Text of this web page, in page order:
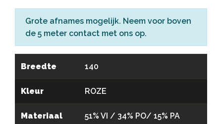
Grote afnames mogelijk. Neem voor boven
de 5 meter contact met ons op.
Breedte 140
Kleur ROZE
Materiaal 51% VI / 34% PO/ 15% PA